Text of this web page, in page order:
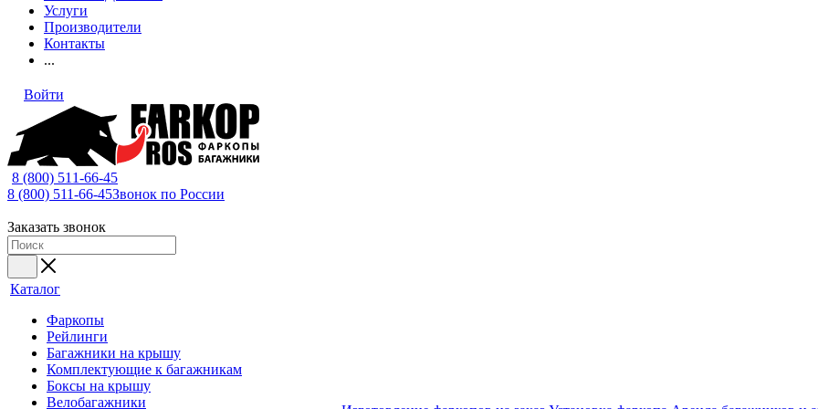
Услуги
Производители
Контакты
...
Войти
8 (800) 511-66-45
8 (800) 511-66-45Звонок по России
Заказать звонок
Каталог
Фаркопы
Рейлинги
Багажники на крышу
Комплектующие к багажникам
Боксы на крышу
Велобагажники